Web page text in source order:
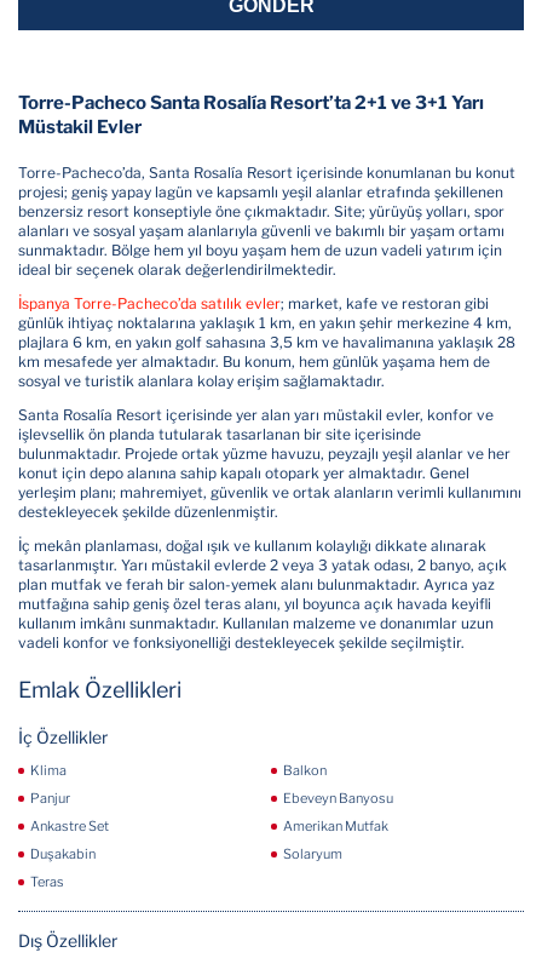
GÖNDER
Torre-Pacheco Santa Rosalía Resort’ta 2+1 ve 3+1 Yarı
Müstakil Evler
Torre-Pacheco’da, Santa Rosalía Resort içerisinde konumlanan bu konut
projesi; geniş yapay lagün ve kapsamlı yeşil alanlar etrafında şekillenen
benzersiz resort konseptiyle öne çıkmaktadır. Site; yürüyüş yolları, spor
alanları ve sosyal yaşam alanlarıyla güvenli ve bakımlı bir yaşam ortamı
sunmaktadır. Bölge hem yıl boyu yaşam hem de uzun vadeli yatırım için
ideal bir seçenek olarak değerlendirilmektedir.
İspanya Torre-Pacheco’da satılık evler; market, kafe ve restoran gibi
günlük ihtiyaç noktalarına yaklaşık 1 km, en yakın şehir merkezine 4 km,
plajlara 6 km, en yakın golf sahasına 3,5 km ve havalimanına yaklaşık 28
km mesafede yer almaktadır. Bu konum, hem günlük yaşama hem de
sosyal ve turistik alanlara kolay erişim sağlamaktadır.
Santa Rosalía Resort içerisinde yer alan yarı müstakil evler, konfor ve
işlevsellik ön planda tutularak tasarlanan bir site içerisinde
bulunmaktadır. Projede ortak yüzme havuzu, peyzajlı yeşil alanlar ve her
konut için depo alanına sahip kapalı otopark yer almaktadır. Genel
yerleşim planı; mahremiyet, güvenlik ve ortak alanların verimli kullanımını
destekleyecek şekilde düzenlenmiştir.
İç mekân planlaması, doğal ışık ve kullanım kolaylığı dikkate alınarak
tasarlanmıştır. Yarı müstakil evlerde 2 veya 3 yatak odası, 2 banyo, açık
plan mutfak ve ferah bir salon-yemek alanı bulunmaktadır. Ayrıca yaz
mutfağına sahip geniş özel teras alanı, yıl boyunca açık havada keyifli
kullanım imkânı sunmaktadır. Kullanılan malzeme ve donanımlar uzun
vadeli konfor ve fonksiyonelliği destekleyecek şekilde seçilmiştir.
Emlak Özellikleri
İç Özellikler
Klima
Balkon
Panjur
Ebeveyn Banyosu
Ankastre Set
Amerikan Mutfak
Duşakabin
Solaryum
Teras
Dış Özellikler